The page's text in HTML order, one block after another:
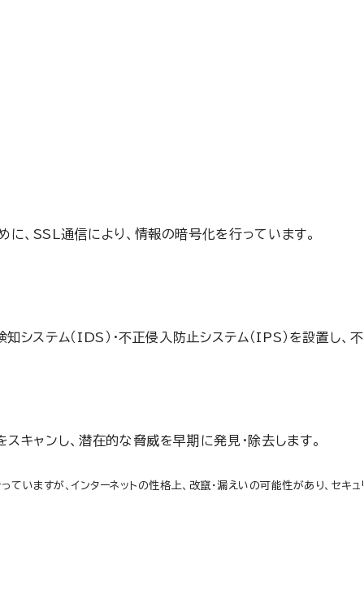
、SSL通信により、情報の暗号化を行っています。
システム（IDS）・不正侵入防止システム（IPS）を設置し、
キャンし、潜在的な脅威を早期に発見・除去します。
いますが、インターネットの性格上、改竄・漏えいの可能性があり、セ